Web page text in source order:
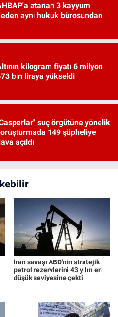
atanan 3 kayyum
aynı hukuk bürosundan
kilogram fiyatı 6 milyon
bin liraya yükseldi
suç örgütüne yönelik
149 şüpheliye
açıldı
İran savaşı ABD'nin stratejik
petrol rezervlerini 43 yılın en
düşük seviyesine çekti